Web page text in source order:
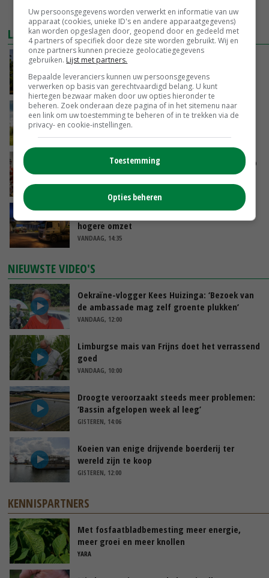
MEER MARKTPRIJZEN
LAATSTE NIEUWS
Kamervragen over onttrekkingsverbod,
minister spreekt van ‘ondernemersrisico’
VANDAAG, 16:27
‘Rendement van Krullvarkens komt van de
overkant’
VANDAAG, 15:30
Oorlogen en El Niño stuwen voedselprijzen op
VANDAAG, 15:04
Nettowinst Royal A-ware onder druk ondanks
hogere omzet
VANDAAG, 14:35
NIEUWSTE VIDEO'S
Oekraïne-vlogger Kees Huizinga: ‘Bezoek van
de ambassade mag zelf groente plukken’
VANDAAG, 12:00
Limburgse mais van Frijns doet het verrassend
goed
VANDAAG, 10:00
Droogte veroorzaakt steeds meer problemen:
‘Bassin afgelopen week al leeg’
GISTEREN, 14:06
Koeien van enige drijvende boerderij ter
wereld zijn te koop
GISTEREN, 12:00
KENNISPARTNERS
Met fosfaatbladbemesting meer energie,
meer groei en meer knollen
YARA
Uw persoonsgegevens worden verwerkt en informatie van uw
apparaat (cookies, unieke ID's en andere apparaatgegevens)
kan worden opgeslagen door, geopend door en gedeeld met
4 partners of specifiek door deze site worden gebruikt. Wij en
onze partners kunnen precieze geolocatiegegevens
gebruiken. Lijst met partners.
Bepaalde leveranciers kunnen uw persoonsgegevens
verwerken op basis van gerechtvaardigd belang. U kunt
hiertegen bezwaar maken door uw opties hieronder te
beheren. Zoek onderaan deze pagina of in het sitemenu naar
een link om uw toestemming te beheren of in te trekken via de
privacy- en cookie-instellingen.
Toestemming
Opties beheren